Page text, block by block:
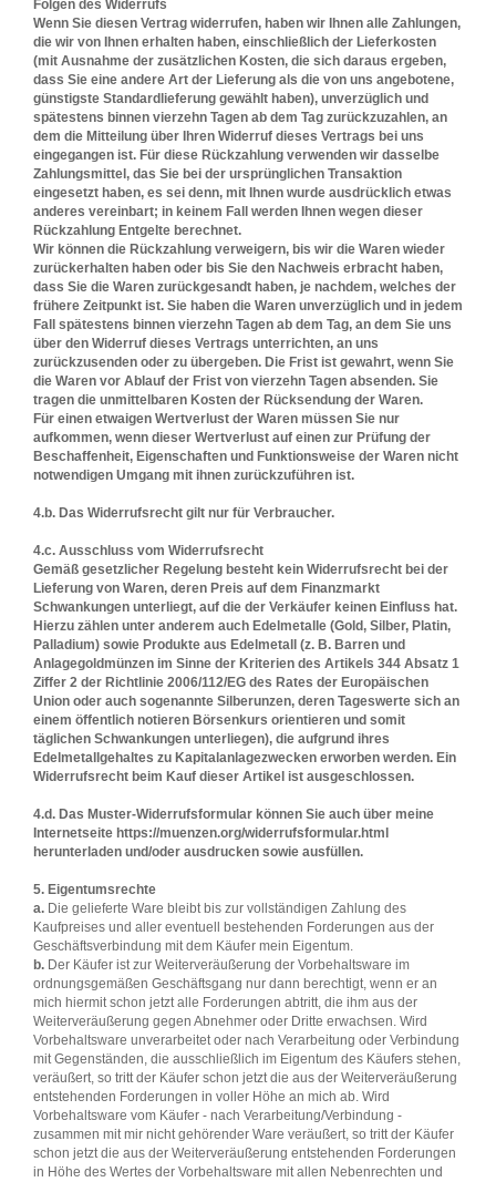
Folgen des Widerrufs
Wenn Sie diesen Vertrag widerrufen, haben wir Ihnen alle Zahlungen,
die wir von Ihnen erhalten haben, einschließlich der Lieferkosten
(mit Ausnahme der zusätzlichen Kosten, die sich daraus ergeben,
dass Sie eine andere Art der Lieferung als die von uns angebotene,
günstigste Standardlieferung gewählt haben), unverzüglich und
spätestens binnen vierzehn Tagen ab dem Tag zurückzuzahlen, an
dem die Mitteilung über Ihren Widerruf dieses Vertrags bei uns
eingegangen ist. Für diese Rückzahlung verwenden wir dasselbe
Zahlungsmittel, das Sie bei der ursprünglichen Transaktion
eingesetzt haben, es sei denn, mit Ihnen wurde ausdrücklich etwas
anderes vereinbart; in keinem Fall werden Ihnen wegen dieser
Rückzahlung Entgelte berechnet.
Wir können die Rückzahlung verweigern, bis wir die Waren wieder
zurückerhalten haben oder bis Sie den Nachweis erbracht haben,
dass Sie die Waren zurückgesandt haben, je nachdem, welches der
frühere Zeitpunkt ist. Sie haben die Waren unverzüglich und in jedem
Fall spätestens binnen vierzehn Tagen ab dem Tag, an dem Sie uns
über den Widerruf dieses Vertrags unterrichten, an uns
zurückzusenden oder zu übergeben. Die Frist ist gewahrt, wenn Sie
die Waren vor Ablauf der Frist von vierzehn Tagen absenden. Sie
tragen die unmittelbaren Kosten der Rücksendung der Waren.
Für einen etwaigen Wertverlust der Waren müssen Sie nur
aufkommen, wenn dieser Wertverlust auf einen zur Prüfung der
Beschaffenheit, Eigenschaften und Funktionsweise der Waren nicht
notwendigen Umgang mit ihnen zurückzuführen ist.
4.b. Das Widerrufsrecht gilt nur für Verbraucher.
4.c. Ausschluss vom Widerrufsrecht
Gemäß gesetzlicher Regelung besteht kein Widerrufsrecht bei der
Lieferung von Waren, deren Preis auf dem Finanzmarkt
Schwankungen unterliegt, auf die der Verkäufer keinen Einfluss hat.
Hierzu zählen unter anderem auch Edelmetalle (Gold, Silber, Platin,
Palladium) sowie Produkte aus Edelmetall (z. B. Barren und
Anlagegoldmünzen im Sinne der Kriterien des Artikels 344 Absatz 1
Ziffer 2 der Richtlinie 2006/112/EG des Rates der Europäischen
Union oder auch sogenannte Silberunzen, deren Tageswerte sich an
einem öffentlich notieren Börsenkurs orientieren und somit
täglichen Schwankungen unterliegen), die aufgrund ihres
Edelmetallgehaltes zu Kapitalanlagezwecken erworben werden. Ein
Widerrufsrecht beim Kauf dieser Artikel ist ausgeschlossen.
4.d. Das Muster-Widerrufsformular können Sie auch über meine
Internetseite https://muenzen.org/widerrufsformular.html
herunterladen und/oder ausdrucken sowie ausfüllen.
5. Eigentumsrechte
a. Die gelieferte Ware bleibt bis zur vollständigen Zahlung des
Kaufpreises und aller eventuell bestehenden Forderungen aus der
Geschäftsverbindung mit dem Käufer mein Eigentum.
b. Der Käufer ist zur Weiterveräußerung der Vorbehaltsware im
ordnungsgemäßen Geschäftsgang nur dann berechtigt, wenn er an
mich hiermit schon jetzt alle Forderungen abtritt, die ihm aus der
Weiterveräußerung gegen Abnehmer oder Dritte erwachsen. Wird
Vorbehaltsware unverarbeitet oder nach Verarbeitung oder Verbindung
mit Gegenständen, die ausschließlich im Eigentum des Käufers stehen,
veräußert, so tritt der Käufer schon jetzt die aus der Weiterveräußerung
entstehenden Forderungen in voller Höhe an mich ab. Wird
Vorbehaltsware vom Käufer - nach Verarbeitung/Verbindung -
zusammen mit mir nicht gehörender Ware veräußert, so tritt der Käufer
schon jetzt die aus der Weiterveräußerung entstehenden Forderungen
in Höhe des Wertes der Vorbehaltsware mit allen Nebenrechten und